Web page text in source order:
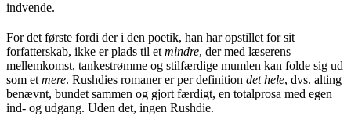
indvende.
For det første fordi der i den poetik, han har opstillet for sit
forfatterskab, ikke er plads til et mindre, der med læserens
mellemkomst, tankestrømme og stilfærdige mumlen kan folde sig ud
som et mere. Rushdies romaner er per definition det hele, dvs. alting
benævnt, bundet sammen og gjort færdigt, en totalprosa med egen
ind- og udgang. Uden det, ingen Rushdie.